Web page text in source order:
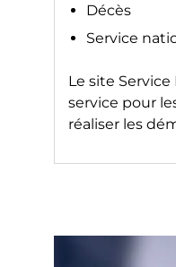
Décès
Service
Le site Service
service pour
réaliser les